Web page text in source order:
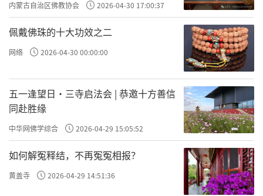
质，大的有数丈高，小的尺把高。唐宋间建幢
之风盛行，有为建立功德而镌造的陀罗尼经
幢，也有为纪念高僧而建的墓幢，也叫「八
碑」、「八佛头」、「宝幢」、「花幢」等。
慈胜寺的这个陀罗尼经幢高五．四米，共有十
七层（十七块石头）。上部为石雕的火焰、宝
珠、城堡等，中部是刻著经文的八 柱，下部
是浮云、须弥座、伎乐飞天等。石雕形象逼
真，刻工精湛，刀法流畅，姿态华丽生动，被
公认为经幢中的珍品，具有较高的艺术价值。
内蒙古自治区佛教协会 2026-04-30 17:00:37
佩戴佛珠的十大功效之二
网络 2026-04-30 00:00:00
五一逢望日・三寺启法会 | 恭邀十方善信
同赴胜缘
中华网佛学综合 2026-04-29 15:05:52
如何解冤释结，不再冤冤相报？
黄盖寺 2026-04-29 14:51:36